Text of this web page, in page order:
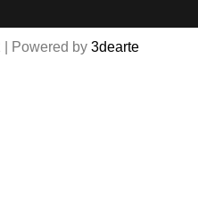
| Powered by 3dearte